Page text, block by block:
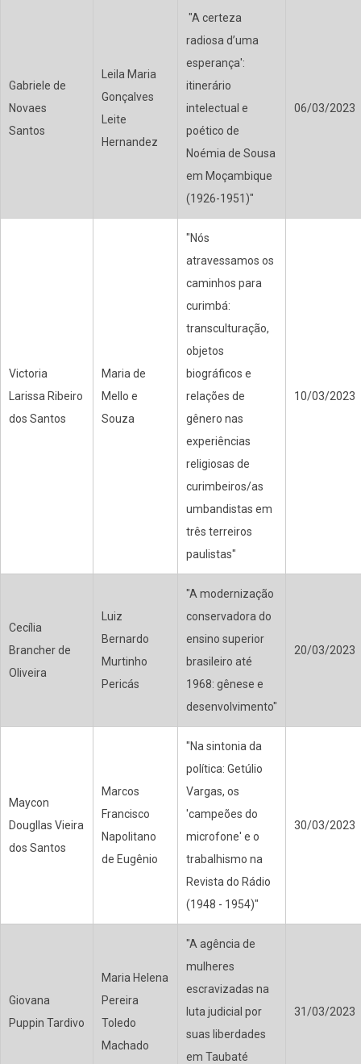
Gabriele de
Novaes
Santos
Leila Maria
Gonçalves
Leite
Hernandez
"A certeza
radiosa d’uma
esperança':
itinerário
intelectual e
poético de
Noémia de Sousa
em Moçambique
(1926-1951)"
06/03/2023
Victoria
Larissa Ribeiro
dos Santos
Maria de
Mello e
Souza
"Nós
atravessamos os
caminhos para
curimbá:
transculturação,
objetos
biográficos e
relações de
gênero nas
experiências
religiosas de
curimbeiros/as
umbandistas em
três terreiros
paulistas"
10/03/2023
Cecília
Brancher de
Oliveira
Luiz
Bernardo
Murtinho
Pericás
"A modernização
conservadora do
ensino superior
brasileiro até
1968: gênese e
desenvolvimento"
20/03/2023
Maycon
Dougllas Vieira
dos Santos
Marcos
Francisco
Napolitano
de Eugênio
"Na sintonia da
política: Getúlio
Vargas, os
'campeões do
microfone' e o
trabalhismo na
Revista do Rádio
(1948 - 1954)"
30/03/2023
Giovana
Puppin Tardivo
Maria Helena
Pereira
Toledo
Machado
"A agência de
mulheres
escravizadas na
luta judicial por
suas liberdades
em Taubaté
31/03/2023